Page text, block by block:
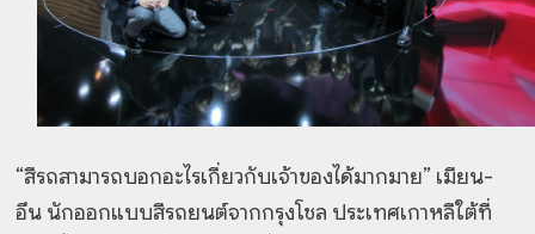
“สีรถสามารถบอกอะไรเกี่ยวกับเจ้าของได้มากมาย” เมียน-
อึน นักออกแบบสีรถยนต์จากกรุงโชล ประเทศเกาหลีใต้ที่